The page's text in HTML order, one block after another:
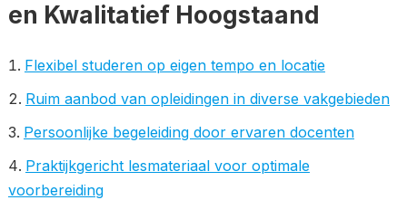
en Kwalitatief Hoogstaand
Flexibel studeren op eigen tempo en locatie
Ruim aanbod van opleidingen in diverse vakgebieden
Persoonlijke begeleiding door ervaren docenten
Praktijkgericht lesmateriaal voor optimale
voorbereiding